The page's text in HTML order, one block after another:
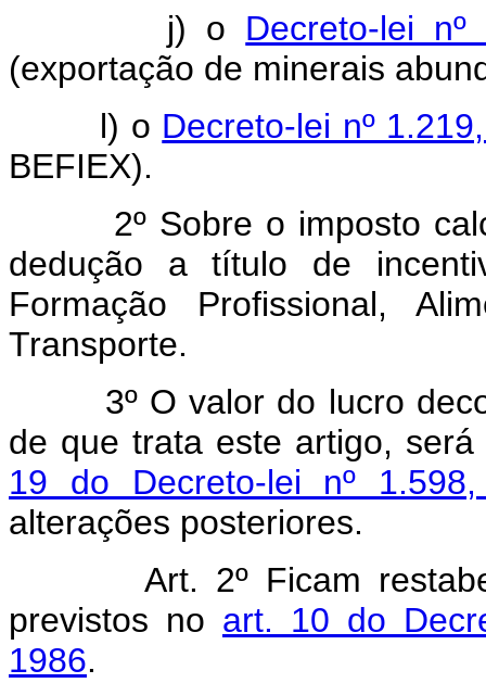
j) o Decreto-lei
(exportação de minerais
l) o Decreto-lei nº
BEFIEX).
2º Sobre o imposto
dedução a título de
Formação Profissional,
Transporte.
3º O valor do lucro
de que trata este artigo,
19 do Decreto-lei nº
alterações posteriores.
Art. 2º Ficam
previstos no art. 10 do
1986.